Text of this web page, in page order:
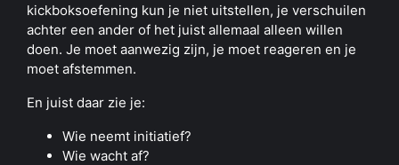
kickboksoefening kun je niet uitstellen, je verschuilen
achter een ander of het juist allemaal alleen willen
doen. Je moet aanwezig zijn, je moet reageren en je
moet afstemmen.
En juist daar zie je:
Wie neemt initiatief?
Wie wacht af?